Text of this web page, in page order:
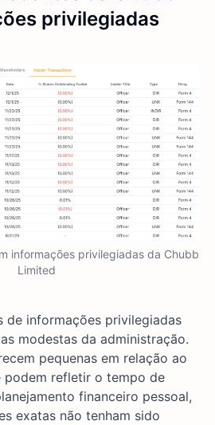
privilegiadas
informações privilegiadas da Chubb
Limited
de informações privilegiadas
modestas da administração.
pequenas em relação ao
podem refletir o tempo de
financeiro pessoal,
exatas não tenham sido